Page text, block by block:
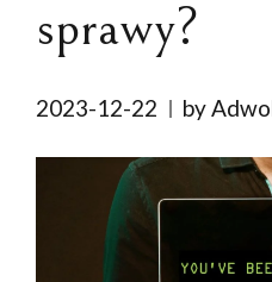
sprawy?
2023-12-22 by